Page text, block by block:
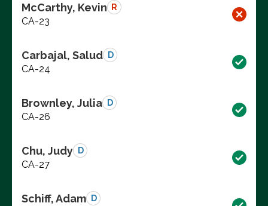
McCarthy, Kevin R
CA-23
Carbajal, Salud D
CA-24
Brownley, Julia D
CA-26
Chu, Judy D
CA-27
Schiff, Adam D